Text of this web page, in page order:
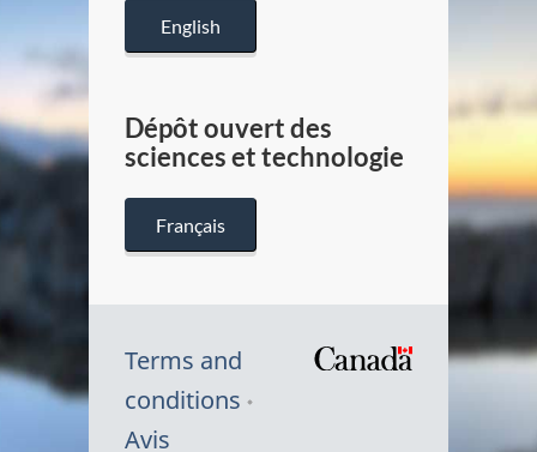
English
Dépôt ouvert des
sciences et technologie
Français
Terms and
conditions
Avis